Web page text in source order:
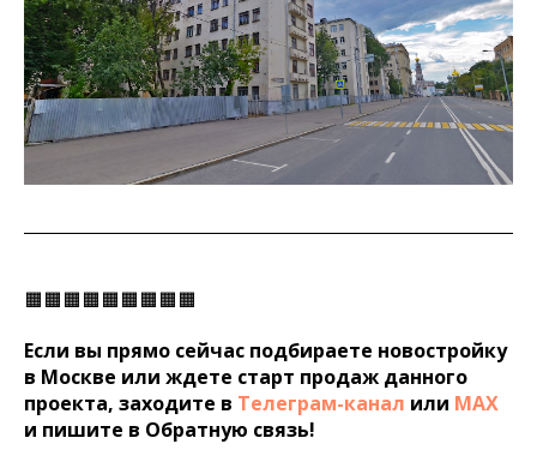
🟧🟧🟧🟧🟧🟧🟧🟧🟧
Если вы прямо сейчас подбираете новостройку
в Москве или ждете старт продаж данного
проекта, заходите в Телеграм-канал или МАХ
и пишите в Обратную связь!